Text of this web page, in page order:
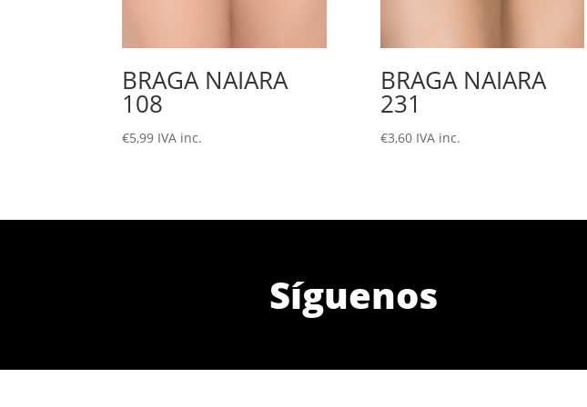
BRAGA NAIARA
108
€5,99 IVA inc.
BRAGA NAIARA
231
€3,60 IVA inc.
Síguenos